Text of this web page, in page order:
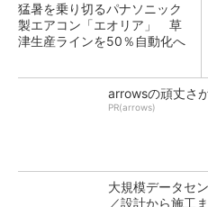
猛暑を乗り切るパナソニック
製エアコン「エオリア」 草
津生産ラインを50％自動化へ
arrowsの頑丈さ
PR(arrows)
大規模データセ
／設計から施工